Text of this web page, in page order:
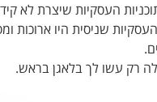
העסקיות שיצרת לא
שניסית היו ארוכות
עשו לך בלאגן בראש.